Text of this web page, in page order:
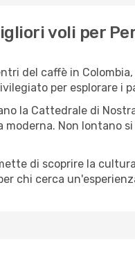
voli per
del caffè in
per esplorare i
la Cattedrale di
moderna. Non lontano
di scoprire la
chi cerca